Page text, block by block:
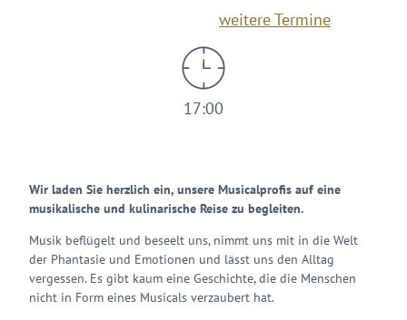
weitere Termine
17:00
Wir laden Sie herzlich ein, unsere Musicalprofis auf eine
musikalische und kulinarische Reise zu begleiten.
Musik beflügelt und beseelt uns, nimmt uns mit in die Welt
der Phantasie und Emotionen und lässt uns den Alltag
vergessen. Es gibt kaum eine Geschichte, die die Menschen
nicht in Form eines Musicals verzaubert hat.